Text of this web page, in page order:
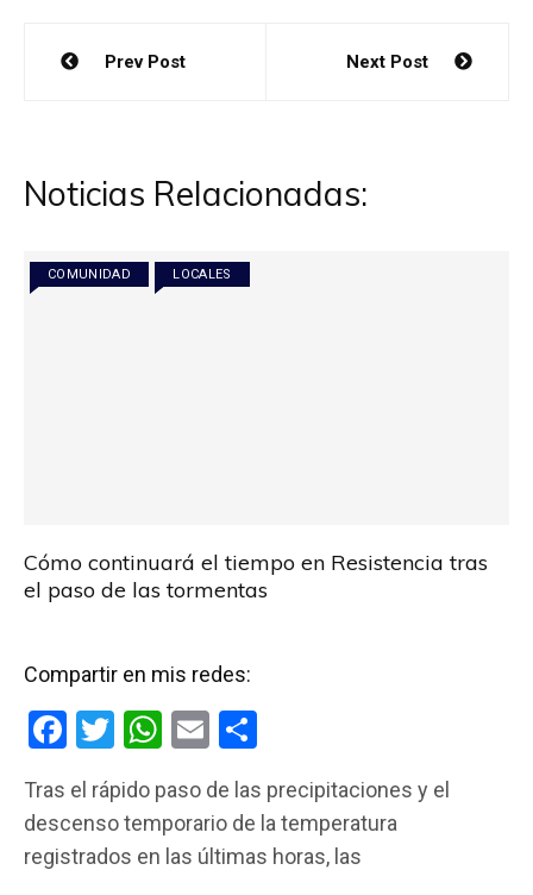
Navegación
Prev Post Next Post
Noticias Relacionadas:
COMUNIDAD LOCALES
Cómo continuará el tiempo en Resistencia tras
el paso de las tormentas
Compartir en mis redes:
F
ce
b
T
tt
er
W
at
s
E
ail m
p
Tras el rápido paso de las precipitaciones y el
descenso temporario de la temperatura
registrados en las últimas horas, las